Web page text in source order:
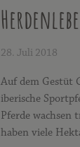
28. Juli 2018
Auf dem Gestüt
iberische
Pferde wachsen
haben viele